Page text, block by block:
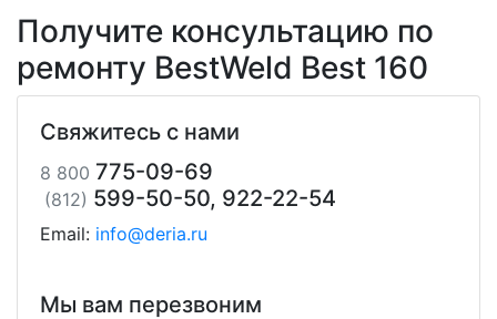
Получите консультацию по
ремонту BestWeld Best 160
Свяжитесь с нами
8 800 775-09-69
(812) 599-50-50, 922-22-54
Email: info@deria.ru
Мы вам перезвоним